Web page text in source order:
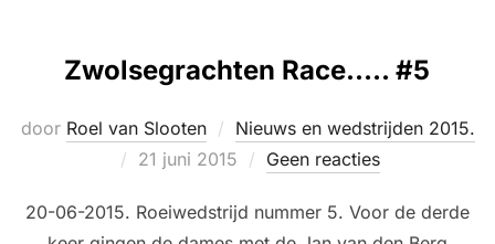
Zwolsegrachten Race….. #5
door Roel van Slooten
Nieuws en wedstrijden 2015.
Geplaatst
21 juni 2015 Geen reacties
20-06-2015. Roeiwedstrijd nummer 5. Voor de derde